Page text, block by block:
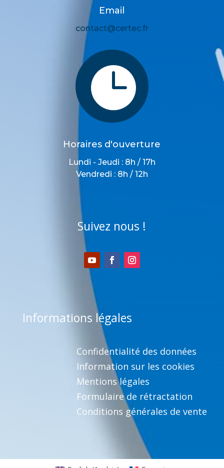
Email
contact@certec.fr

Horaires d'ouverture
Lundi - Jeudi : 8h / 17h
Vendredi : 8h / 12h
Suivez nous !
Informations légales
Confidentialité des données
Information sur les cookies
Mentions légales
Formulaire de rétractation
Conditions générales de vente